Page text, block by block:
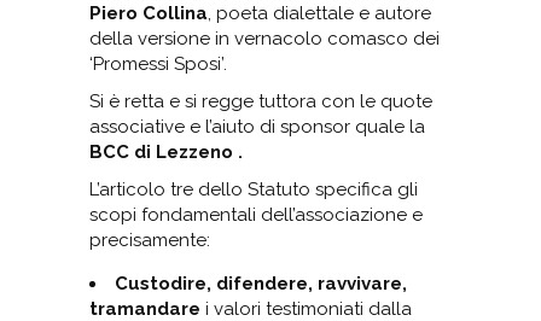
Piero Collina, poeta dialettale e autore
della versione in vernacolo comasco dei
‘Promessi Sposi’.
Si è retta e si regge tuttora con le quote
associative e l’aiuto di sponsor quale la
BCC di Lezzeno .
L’articolo tre dello Statuto specifica gli
scopi fondamentali dell’associazione e
precisamente:
Custodire, difendere, ravvivare,
tramandare i valori testimoniati dalla